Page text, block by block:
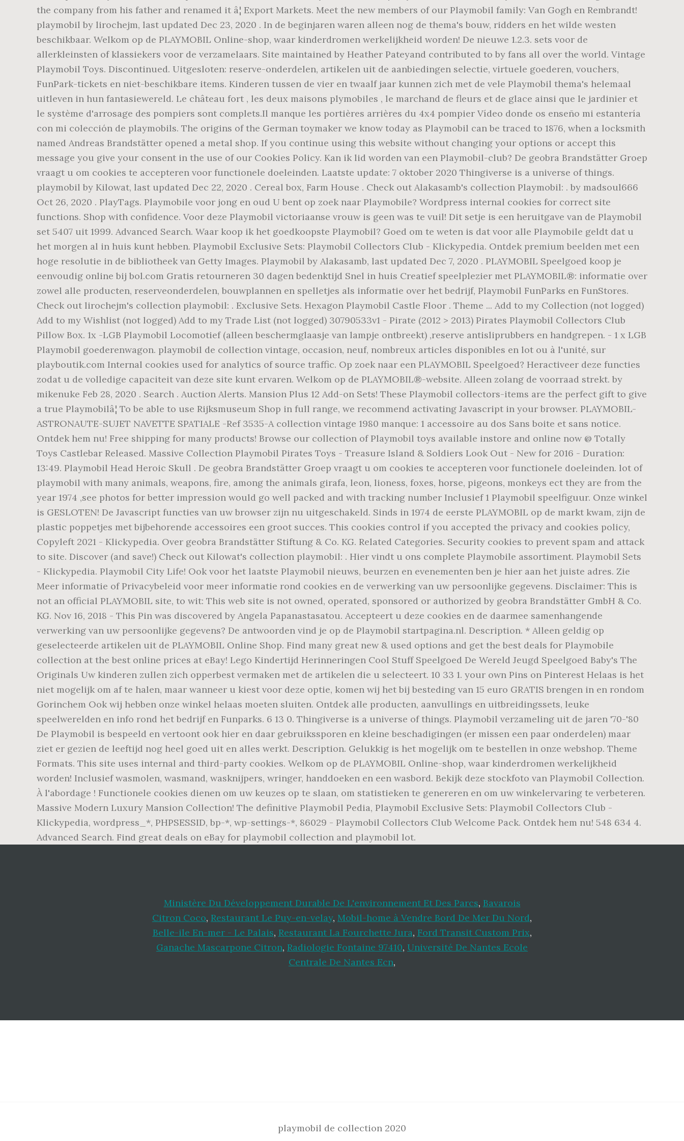
the company from his father and renamed it â¦ Export Markets. Meet the new members of our Playmobil family: Van Gogh en Rembrandt!
playmobil by lirochejm, last updated Dec 23, 2020 . In de beginjaren waren alleen nog de thema's bouw, ridders en het wilde westen
beschikbaar. Welkom op de PLAYMOBIL Online-shop, waar kinderdromen werkelijkheid worden! De nieuwe 1.2.3. sets voor de
allerkleinsten of klassiekers voor de verzamelaars. Site maintained by Heather Pateyand contributed to by fans all over the world. Vintage
Playmobil Toys. Discontinued. Uitgesloten: reserve-onderdelen, artikelen uit de aanbiedingen selectie, virtuele goederen, vouchers,
FunPark-tickets en niet-beschikbare items. Kinderen tussen de vier en twaalf jaar kunnen zich met de vele Playmobil thema's helemaal
uitleven in hun fantasiewereld. Le château fort , les deux maisons plymobiles , le marchand de fleurs et de glace ainsi que le jardinier et
le système d'arrosage des pompiers sont complets.Il manque les portières arrières du 4x4 pompier Vídeo donde os enseño mi estantería
con mi colección de playmobils. The origins of the German toymaker we know today as Playmobil can be traced to 1876, when a locksmith
named Andreas Brandstätter opened a metal shop. If you continue using this website without changing your options or accept this
message you give your consent in the use of our Cookies Policy. Kan ik lid worden van een Playmobil-club? De geobra Brandstätter Groep
vraagt u om cookies te accepteren voor functionele doeleinden. Laatste update: 7 oktober 2020 Thingiverse is a universe of things.
playmobil by Kilowat, last updated Dec 22, 2020 . Cereal box, Farm House . Check out Alakasamb's collection Playmobil: . by madsoul666
Oct 26, 2020 . PlayTags. Playmobile voor jong en oud U bent op zoek naar Playmobile? Wordpress internal cookies for correct site
functions. Shop with confidence. Voor deze Playmobil victoriaanse vrouw is geen was te vuil! Dit setje is een heruitgave van de Playmobil
set 5407 uit 1999. Advanced Search. Waar koop ik het goedkoopste Playmobil? Goed om te weten is dat voor alle Playmobile geldt dat u
het morgen al in huis kunt hebben. Playmobil Exclusive Sets: Playmobil Collectors Club - Klickypedia. Ontdek premium beelden met een
hoge resolutie in de bibliotheek van Getty Images. Playmobil by Alakasamb, last updated Dec 7, 2020 . PLAYMOBIL Speelgoed koop je
eenvoudig online bij bol.com Gratis retourneren 30 dagen bedenktijd Snel in huis Creatief speelplezier met PLAYMOBIL®: informatie over
zowel alle producten, reserveonderdelen, bouwplannen en spelletjes als informatie over het bedrijf, Playmobil FunParks en FunStores.
Check out lirochejm's collection playmobil: . Exclusive Sets. Hexagon Playmobil Castle Floor . Theme ... Add to my Collection (not logged)
Add to my Wishlist (not logged) Add to my Trade List (not logged) 30790533v1 - Pirate (2012 > 2013) Pirates Playmobil Collectors Club
Pillow Box. 1x -LGB Playmobil Locomotief (alleen beschermglaasje van lampje ontbreekt) ,reserve antisliprubbers en handgrepen. - 1 x LGB
Playmobil goederenwagon. playmobil de collection vintage, occasion, neuf, nombreux articles disponibles en lot ou à l'unité, sur
playboutik.com Internal cookies used for analytics of source traffic. Op zoek naar een PLAYMOBIL Speelgoed? Heractiveer deze functies
zodat u de volledige capaciteit van deze site kunt ervaren. Welkom op de PLAYMOBIL®-website. Alleen zolang de voorraad strekt. by
mikenuke Feb 28, 2020 . Search . Auction Alerts. Mansion Plus 12 Add-on Sets! These Playmobil collectors-items are the perfect gift to give
a true Playmobilâ¦ To be able to use Rijksmuseum Shop in full range, we recommend activating Javascript in your browser. PLAYMOBIL-
ASTRONAUTE-SUJET NAVETTE SPATIALE -Ref 3535-A collection vintage 1980 manque: 1 accessoire au dos Sans boite et sans notice.
Ontdek hem nu! Free shipping for many products! Browse our collection of Playmobil toys available instore and online now @ Totally
Toys Castlebar Released. Massive Collection Playmobil Pirates Toys - Treasure Island & Soldiers Look Out - New for 2016 - Duration:
13:49. Playmobil Head Heroic Skull . De geobra Brandstätter Groep vraagt u om cookies te accepteren voor functionele doeleinden. lot of
playmobil with many animals, weapons, fire, among the animals girafa, leon, lioness, foxes, horse, pigeons, monkeys ect they are from the
year 1974 ,see photos for better impression would go well packed and with tracking number Inclusief 1 Playmobil speelfiguur. Onze winkel
is GESLOTEN! De Javascript functies van uw browser zijn nu uitgeschakeld. Sinds in 1974 de eerste PLAYMOBIL op de markt kwam, zijn de
plastic poppetjes met bijbehorende accessoires een groot succes. This cookies control if you accepted the privacy and cookies policy,
Copyleft 2021 - Klickypedia. Over geobra Brandstätter Stiftung & Co. KG. Related Categories. Security cookies to prevent spam and attack
to site. Discover (and save!) Check out Kilowat's collection playmobil: . Hier vindt u ons complete Playmobile assortiment. Playmobil Sets
- Klickypedia. Playmobil City Life! Ook voor het laatste Playmobil nieuws, beurzen en evenementen ben je hier aan het juiste adres. Zie
Meer informatie of Privacybeleid voor meer informatie rond cookies en de verwerking van uw persoonlijke gegevens. Disclaimer: This is
not an official PLAYMOBIL site, to wit: This web site is not owned, operated, sponsored or authorized by geobra Brandstätter GmbH & Co.
KG. Nov 16, 2018 - This Pin was discovered by Angela Papanastasatou. Accepteert u deze cookies en de daarmee samenhangende
verwerking van uw persoonlijke gegevens? De antwoorden vind je op de Playmobil startpagina.nl. Description. * Alleen geldig op
geselecteerde artikelen uit de PLAYMOBIL Online Shop. Find many great new & used options and get the best deals for Playmobile
collection at the best online prices at eBay! Lego Kindertijd Herinneringen Cool Stuff Speelgoed De Wereld Jeugd Speelgoed Baby's The
Originals Uw kinderen zullen zich opperbest vermaken met de artikelen die u selecteert. 10 33 1. your own Pins on Pinterest Helaas is het
niet mogelijk om af te halen, maar wanneer u kiest voor deze optie, komen wij het bij besteding van 15 euro GRATIS brengen in en rondom
Gorinchem Ook wij hebben onze winkel helaas moeten sluiten. Ontdek alle producten, aanvullings en uitbreidingssets, leuke
speelwerelden en info rond het bedrijf en Funparks. 6 13 0. Thingiverse is a universe of things. Playmobil verzameling uit de jaren '70-'80
De Playmobil is bespeeld en vertoont ook hier en daar gebruikssporen en kleine beschadigingen (er missen een paar onderdelen) maar
ziet er gezien de leeftijd nog heel goed uit en alles werkt. Description. Gelukkig is het mogelijk om te bestellen in onze webshop. Theme
Formats. This site uses internal and third-party cookies. Welkom op de PLAYMOBIL Online-shop, waar kinderdromen werkelijkheid
worden! Inclusief wasmolen, wasmand, wasknijpers, wringer, handdoeken en een wasbord. Bekijk deze stockfoto van Playmobil Collection.
À l'abordage ! Functionele cookies dienen om uw keuzes op te slaan, om statistieken te genereren en om uw winkelervaring te verbeteren.
Massive Modern Luxury Mansion Collection! The definitive Playmobil Pedia, Playmobil Exclusive Sets: Playmobil Collectors Club -
Klickypedia, wordpress_*, PHPSESSID, bp-*, wp-settings-*, 86029 - Playmobil Collectors Club Welcome Pack. Ontdek hem nu! 548 634 4.
Advanced Search. Find great deals on eBay for playmobil collection and playmobil lot.
Ministère Du Développement Durable De L'environnement Et Des Parcs, Bavarois
Citron Coco, Restaurant Le Puy-en-velay, Mobil-home à Vendre Bord De Mer Du Nord,
Belle-ile En-mer - Le Palais, Restaurant La Fourchette Jura, Ford Transit Custom Prix,
Ganache Mascarpone Citron, Radiologie Fontaine 97410, Université De Nantes Ecole
Centrale De Nantes Ecn,
playmobil de collection 2020